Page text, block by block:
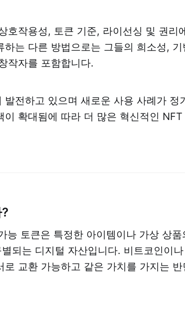
호작용성, 토큰 기준, 라이선싱 및 권리
하는 다른 방법으로는 그들의 희소성,
작자를 포함합니다.
발전하고 있으며 새로운 사용 사례가 정
이 확대됨에 따라 더 많은 혁신적인
능 토큰은 특정한 아이템이나 가상 상
되는 디지털 자산입니다. 비트코인이
로 교환 가능하고 같은 가치를 가지는